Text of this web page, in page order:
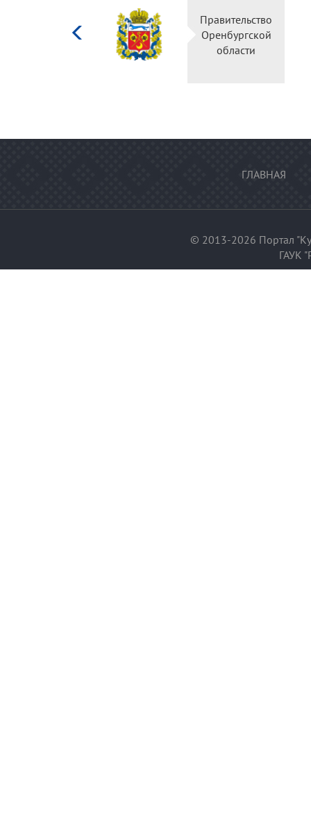
культуры
Российской
Правительство
Оренбургской
области
ГЛАВНАЯ
© 2013-2026 Портал
ГАУК